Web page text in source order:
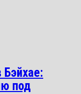
Бэйхае:
под